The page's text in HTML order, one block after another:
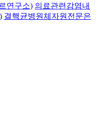
연구소) 의료관련감염내
결핵균병원체자원전문은